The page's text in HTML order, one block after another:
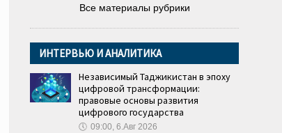
Все материалы рубрики
ИНТЕРВЬЮ И АНАЛИТИКА
Независимый Таджикистан в эпоху
цифровой трансформации:
правовые основы развития
цифрового государства
🕔 09:00, 6.Авг 2026